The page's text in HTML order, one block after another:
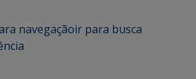
navegaçãoir para busca